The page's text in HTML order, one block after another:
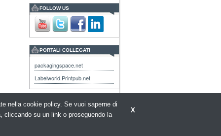
FOLLOW US
PORTALI COLLEGATI
packagingspace.net
Labelworld.Printpub.net
X
nella cookie policy. Se vuoi saperne di
cliccando su un link o proseguendo la